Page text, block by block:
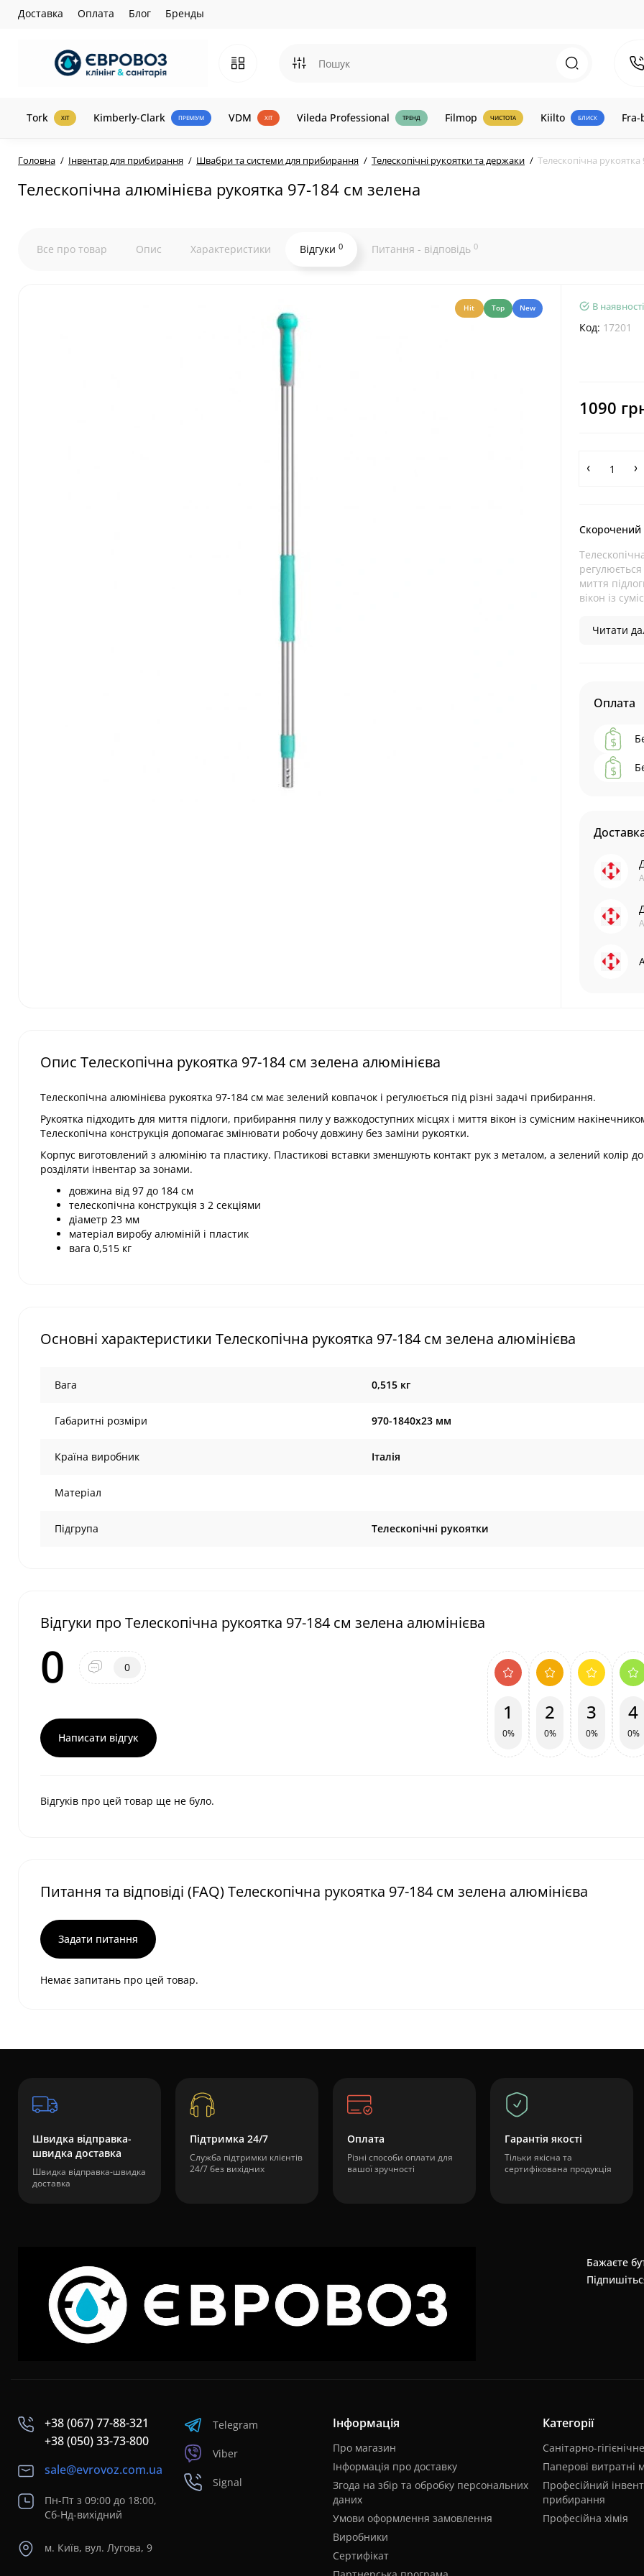
Доставка Оплата Блог Бренды
Tork ХІТ Kimberly-Clark ПРЕМІУМ VDM ХІТ Vileda Professional ТРЕНД Filmop ЧИСТОТА Kiilto БЛИСК
Головна Інвентар для прибирання Швабри та системи для прибирання Телескопічні рукоятки та держаки Телескопічна
Телескопічна алюмінієва рукоятка 97-184 см зелена
Все про товар Опис Характеристики Відгуки 0 Питання - відповідь 0
Hit Top New В наявності
Код: 17201
1090
Скорочений
миття
вікон із
Читати
Оплата
Опис Телескопічна рукоятка 97-184 см зелена алюмінієва
Телескопічна алюмінієва рукоятка 97-184 см має зелений ковпачок і регулюється під різні задачі прибирання.
Рукоятка підходить для миття підлоги, прибирання пилу у важкодоступних місцях і миття вікон із сумісним
Телескопічна конструкція допомагає змінювати робочу довжину без заміни рукоятки.
Корпус виготовлений з алюмінію та пластику. Пластикові вставки зменшують контакт рук з металом, а зелений колір
розділяти інвентар за зонами.
довжина від 97 до 184 см
телескопічна конструкція з 2 секціями
діаметр 23 мм
матеріал виробу алюміній і пластик
вага 0,515 кг
Основні характеристики Телескопічна рукоятка 97-184 см зелена алюмінієва
Вага 0,515 кг
Габаритні розміри 970-1840х23 мм
Країна виробник Італія
Матеріал
Підгрупа Телескопічні рукоятки
Відгуки про Телескопічна рукоятка 97-184 см зелена алюмінієва
0 0
Написати відгук
1
0%
2
0%
3
0%
4
0%
Відгуків про цей товар ще не було.
Питання та відповіді (FAQ) Телескопічна рукоятка 97-184 см зелена алюмінієва
Задати питання
Немає запитань про цей товар.
Швидка відправка-
швидка доставка
Швидка відправка-швидка
доставка
Підтримка 24/7
Служба підтримки клієнтів
24/7 без вихідних
Оплата
Різні способи оплати для
вашої зручності
Гарантія якості
Тільки якісна та
сертифікована продукція
Бажаєте
+38 (067) 77-88-321
+38 (050) 33-73-800
sale@evrovoz.com.ua
Пн-Пт з 09:00 до 18:00,
Сб-Нд-вихідний
м. Київ, вул. Лугова, 9
Telegram
Viber
Signal
Інформація
Про магазин
Інформація про доставку
Згода на збір та обробку персональних
даних
Умови оформлення замовлення
Виробники
Сертифікат
Категорії
Санітарно-
Паперові витратні
Професійний
прибирання
Професійна хімія